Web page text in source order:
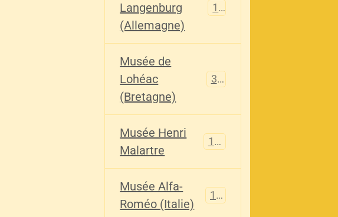
Langenburg
(Allemagne)
113
Musée de
Lohéac
(Bretagne)
321
Musée Henri
Malartre
136
Musée Alfa-
Roméo (Italie)
107